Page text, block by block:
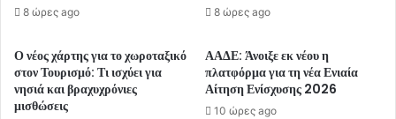
8 ώρες ago 8 ώρες ago
Ο νέος χάρτης για το χωροταξικό
στον Τουρισμό: Τι ισχύει για
νησιά και βραχυχρόνιες
μισθώσεις
ΑΑΔΕ: Άνοιξε εκ νέου η
πλατφόρμα για τη νέα Ενιαία
Αίτηση Ενίσχυσης 2026
10 ώρες ago